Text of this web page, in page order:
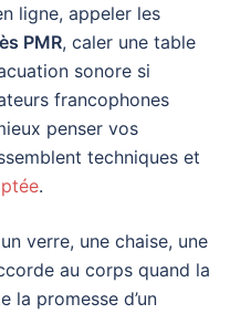
ligne, appeler les
PMR, caler une table
sonore si
francophones
penser vos
techniques et
.
verre, une chaise, une
au corps quand la
la promesse d’un